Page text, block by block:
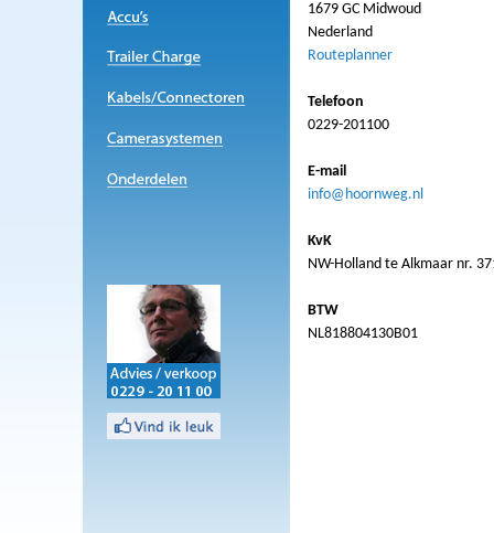
1679 GC Midwoud
Nederland
Routeplanner
Telefoon
0229-201100
E-mail
info@hoornweg.nl
KvK
NW-Holland te Alkmaar nr.
BTW
NL818804130B01